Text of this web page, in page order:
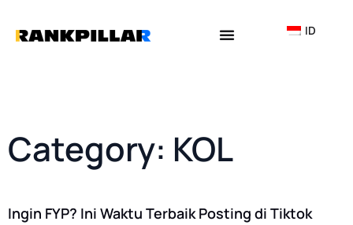
konten
ID
Category: KOL
Ingin FYP? Ini Waktu Terbaik Posting di Tiktok